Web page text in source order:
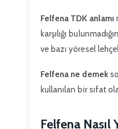
Felfena TDK anlamı
karşılığı
ve bazı yöresel
Felfena ne demek
kullanılan bir sıfat
Felfena Nasıl